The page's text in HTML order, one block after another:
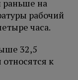
раньше на
рабочий
часа.
32,5
к